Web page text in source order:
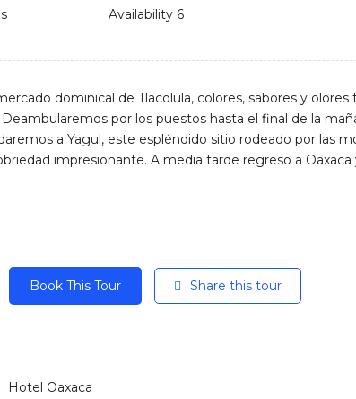
Availability 6
dominical de Tlacolula, colores, sabores y
por los puestos hasta el final de la
a Yagul, este espléndido sitio rodeado por las
impresionante. A media tarde regreso a
Book This Tour Share this tour
Hotel Oaxaca